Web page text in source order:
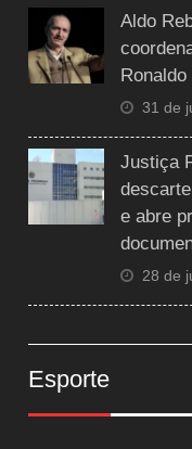
Aldo
Ronaldo
31 de
Justiça
e abre
28 de
Esporte